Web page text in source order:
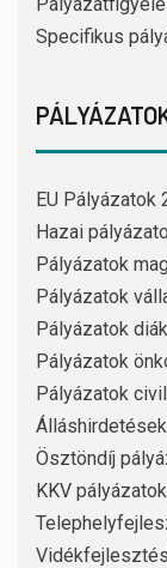
Specifikus
EU Pályázatok
Hazai
Pályázatok
Pályázatok
Pályázatok
Pályázatok
Pályázatok
Álláshirdetések
Ösztöndíj
KKV pályázatok